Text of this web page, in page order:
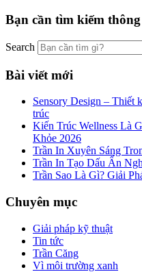
Bạn cần tìm kiếm
Search
Bài viết mới
Sensory Design – Thiết
trúc
Kiến Trúc Wellness Là
Khỏe 2026
Trần In Xuyên Sáng
Trần In Tạo Dấu Ấn
Trần Sao Là Gì? Giải
Chuyên mục
Giải pháp kỹ thuật
Tin tức
Trần Căng
Vì môi trường xanh